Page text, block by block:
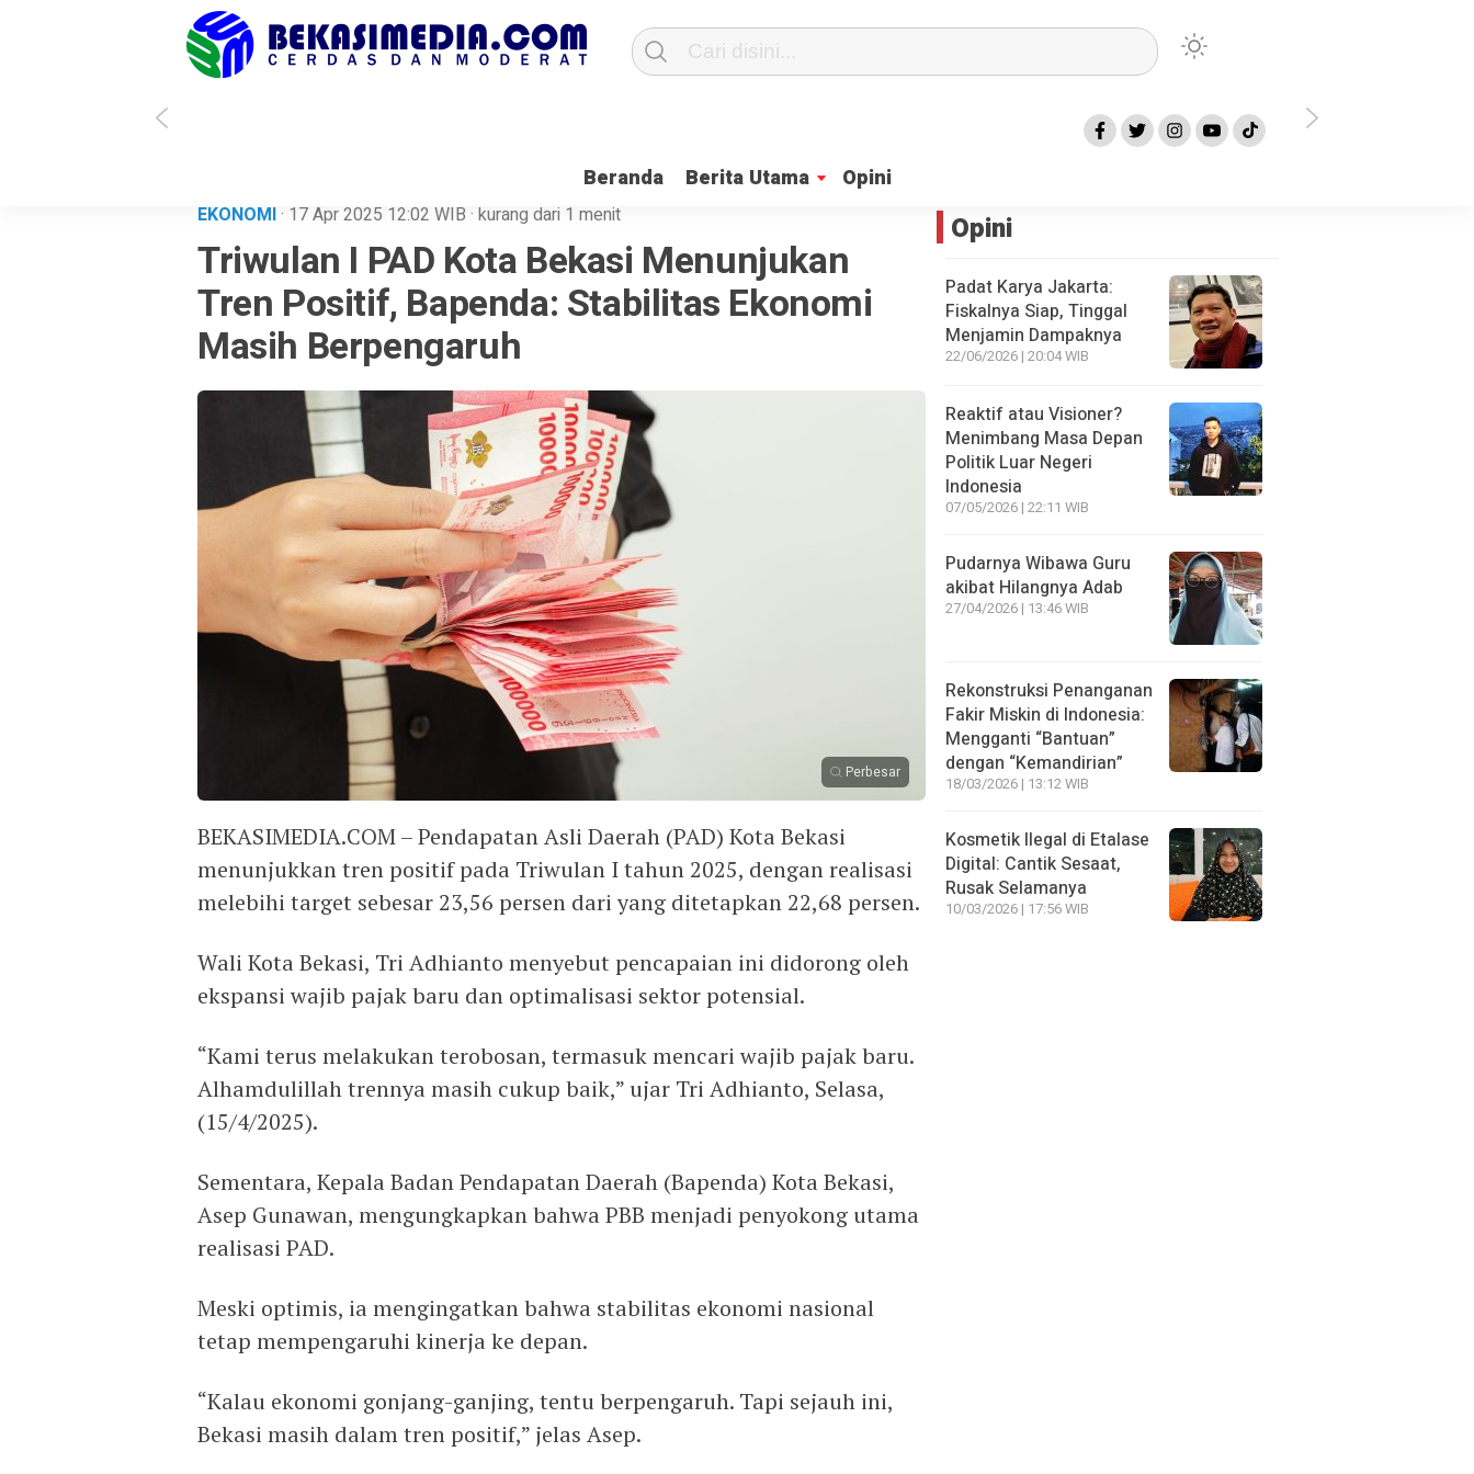
Beranda Berita Utama Opini
Soal Kisruh Data PKH Ini Penjelasan, Anggota DPRD Enie Widhiastuti Ketua Fraksi PKS Kota Bekasi Terkait TKK Minta Pemkot Lakukan Langkah Ini
EKONOMI· 17 Apr 2025 12:02 WIB · kurang dari 1 menit
Triwulan I PAD Kota Bekasi Menunjukan
Tren Positif, Bapenda: Stabilitas Ekonomi
Masih Berpengaruh
Perbesar
BEKASIMEDIA.COM – Pendapatan Asli Daerah (PAD) Kota Bekasi
menunjukkan tren positif pada Triwulan I tahun 2025, dengan realisasi
melebihi target sebesar 23,56 persen dari yang ditetapkan 22,68 persen.
Wali Kota Bekasi, Tri Adhianto menyebut pencapaian ini didorong oleh
ekspansi wajib pajak baru dan optimalisasi sektor potensial.
“Kami terus melakukan terobosan, termasuk mencari wajib pajak baru.
Alhamdulillah trennya masih cukup baik,” ujar Tri Adhianto, Selasa,
(15/4/2025).
Sementara, Kepala Badan Pendapatan Daerah (Bapenda) Kota Bekasi,
Asep Gunawan, mengungkapkan bahwa PBB menjadi penyokong utama
realisasi PAD.
Meski optimis, ia mengingatkan bahwa stabilitas ekonomi nasional
tetap mempengaruhi kinerja ke depan.
“Kalau ekonomi gonjang-ganjing, tentu berpengaruh. Tapi sejauh ini,
Bekasi masih dalam tren positif,” jelas Asep.
Opini
Padat Karya Jakarta:
Fiskalnya Siap, Tinggal
Menjamin Dampaknya
22/06/2026 | 20:04 WIB
Reaktif atau Visioner?
Menimbang Masa Depan
Politik Luar Negeri
Indonesia
07/05/2026 | 22:11 WIB
Pudarnya Wibawa Guru
akibat Hilangnya Adab
27/04/2026 | 13:46 WIB
Rekonstruksi Penanganan
Fakir Miskin di Indonesia:
Mengganti “Bantuan”
dengan “Kemandirian”
18/03/2026 | 13:12 WIB
Kosmetik Ilegal di Etalase
Digital: Cantik Sesaat,
Rusak Selamanya
10/03/2026 | 17:56 WIB